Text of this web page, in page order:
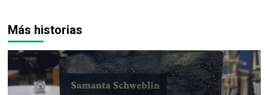
Más historias